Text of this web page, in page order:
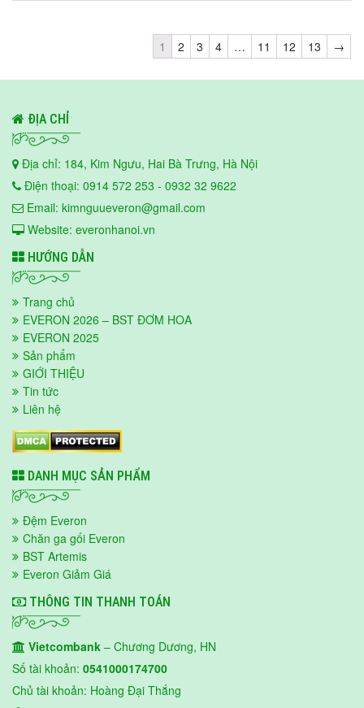
1 2 3 4 … 11 12 13 →
ĐỊA CHỈ
Địa chỉ: 184, Kim Ngưu, Hai Bà Trưng, Hà Nội
Điện thoại: 0914 572 253 - 0932 32 9622
Email: kimnguueveron@gmail.com
Website: everonhanoi.vn
HƯỚNG DẪN
Trang chủ
EVERON 2026 – BST ĐƠM HOA
EVERON 2025
Sản phẩm
GIỚI THIỆU
Tin tức
Liên hệ
DANH MỤC SẢN PHẨM
Đệm Everon
Chăn ga gối Everon
BST Artemis
Everon Giảm Giá
THÔNG TIN THANH TOÁN
Vietcombank – Chương Dương, HN
Số tài khoản: 0541000174700
Chủ tài khoản: Hoàng Đại Thắng